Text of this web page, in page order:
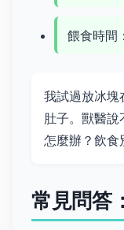
餵食時間
我試過放冰塊
肚子。獸醫
怎麼辦？飲食
常見問答